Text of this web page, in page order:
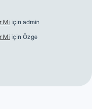
Mi için admin
Mi için Özge